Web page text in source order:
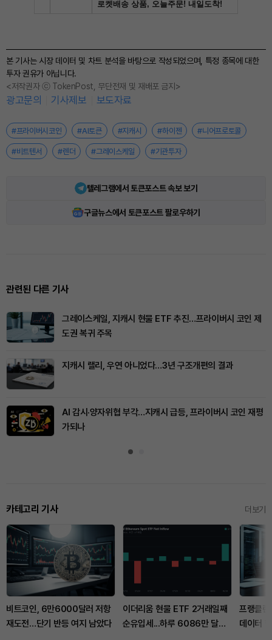
본 기사는 시장 데이터 및 차트 분석을 바탕으로 작성되었으며, 특정 종목에 대한
투자 권유가 아닙니다.
<저작권자 ⓒ TokenPost, 무단전재 및 재배포 금지>
광고문의 기사제보 보도자료
#프라이버시코인 #AI토큰 #지캐시 #하이젠 #니어프로토콜
#비트텐서 #렌더 #그레이스케일 #기관투자
텔레그램에서 토큰포스트 속보 보기
구글뉴스에서 토큰포스트 팔로우하기
관련된 다른 기사
그레이스케일, 지캐시 현물 ETF 추진…프라이버시 코인 제
도권 복귀 주목
지캐시 랠리, 우연 아니었다…3년 구조개편의 결과
AI 감시·양자위협 부각…지캐시 급등, 프라이버시 코인 재평
가되나
카테고리 기사 더보기
비트코인, 6만6000달러 저항
재도전…단기 반등 여지 남았다
이더리움 현물 ETF 2거래일째
순유입세...하루 6086만 달러
프랭클
데이터